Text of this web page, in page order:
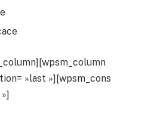
»last »][wpsm_cons